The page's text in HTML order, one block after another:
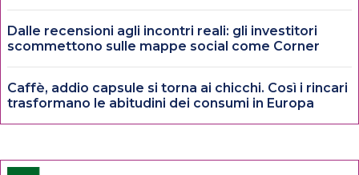
Dalle recensioni agli incontri reali: gli investitori
scommettono sulle mappe social come Corner
Caffè, addio capsule si torna ai chicchi. Così i rincari
trasformano le abitudini dei consumi in Europa